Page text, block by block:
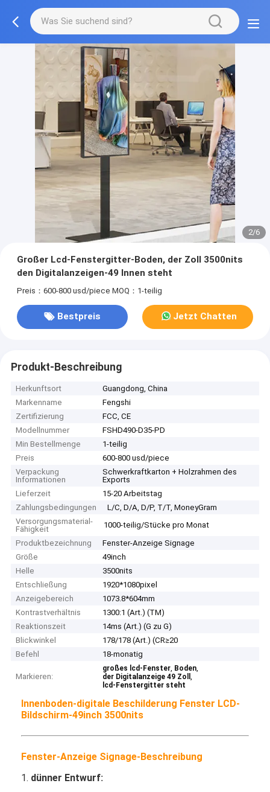
2/6
Großer Lcd-Fenstergitter-Boden, der Zoll 3500nits
den Digitalanzeigen-49 Innen steht
Preis：600-800 usd/piece MOQ：1-teilig
Bestpreis Jetzt Chatten
Produkt-Beschreibung
Herkunftsort
Guangdong, China
Markenname
Fengshi
Zertifizierung
FCC, CE
Modellnummer
FSHD490-D35-PD
Min Bestellmenge
1-teilig
Preis
600-800 usd/piece
Verpackung
Informationen
Schwerkraftkarton + Holzrahmen des
Exports
Lieferzeit
15-20 Arbeitstag
Zahlungsbedingungen
L/C, D/A, D/P, T/T, MoneyGram
Versorgungsmaterial-
Fähigkeit
1000-teilig/Stücke pro Monat
Produktbezeichnung
Fenster-Anzeige Signage
Größe
49inch
Helle
3500nits
Entschließung
1920*1080pixel
Anzeigebereich
1073.8*604mm
Kontrastverhältnis
1300:1 (Art.) (TM)
Reaktionszeit
14ms (Art.) (G zu G)
Blickwinkel
178/178 (Art.) (CR≥20
Befehl
18-monatig
Markieren:
großes lcd-Fenster, Boden,
der Digitalanzeige 49 Zoll,
lcd-Fenstergitter steht
Innenboden-digitale Beschilderung Fenster LCD-
Bildschirm-49inch 3500nits
Fenster-Anzeige Signage-Beschreibung
1. dünner Entwurf: